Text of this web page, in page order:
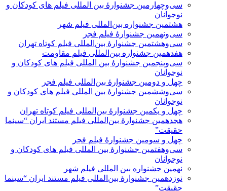
سی‌وچهارمین جشنوارۀ بین المللی فیلم های کودکان و
نوجوانان
هشتمین جشنواره بین‌المللی فیلم شهر
سی‌و‌نهمین جشنوارۀ فیلم فجر
سی‌وهشتمین جشنوارۀ بین‌المللی فیلم کوتاه تهران
هفدهمین جشنواره بین‌المللی فیلم مقاومت
سی‌وپنجمین جشنوارۀ بین المللی فیلم های کودکان و
نوجوانان
چهل و دومین جشنوارۀ بین‌المللی فیلم فجر
سی‌وششمین جشنوارۀ بین المللی فیلم های کودکان و
نوجوانان
چهل و یکمین جشنوارۀ بین‌المللی فیلم کوتاه تهران
هجدهمین جشنوارۀ بین‌المللی فیلم مستند ایران “سینما
حقیقت”
چهل و سومین جشنوارۀ فیلم فجر
سی‌وهفتمین جشنوارۀ بین المللی فیلم های کودکان و
نوجوانان
نهمین جشنواره بین المللی فیلم شهر
نوزدهمین جشنوارۀ بین‌المللی فیلم مستند ایران “سینما
حقیقت”